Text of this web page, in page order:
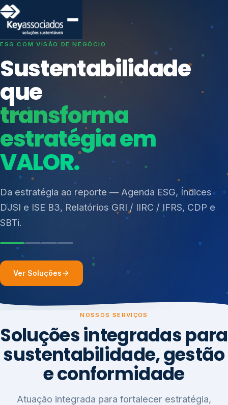
SISTEMAS DE GESTÃO OTIMIZADOS E INTEGRADOS
Conformidade que
protege seu
negócio.
Consultoria, auditoria e treinamentos em ISO 27001,
ISO 27701, ISO 42001, ISO 37001, ISO 9001, ISO
14001, ISO 45001, ONA e PNQ — Gestão de
resíduos sólidos (PGRS/PMGRS).
Índices de Mercado
Mudanças Climáticas
Reputação e Cadeia
Reporte Regulatório
Ver Soluções
NOSSOS SERVIÇOS
Soluções integradas para
sustentabilidade, gestão
e conformidade
Atuação integrada para fortalecer estratégia,